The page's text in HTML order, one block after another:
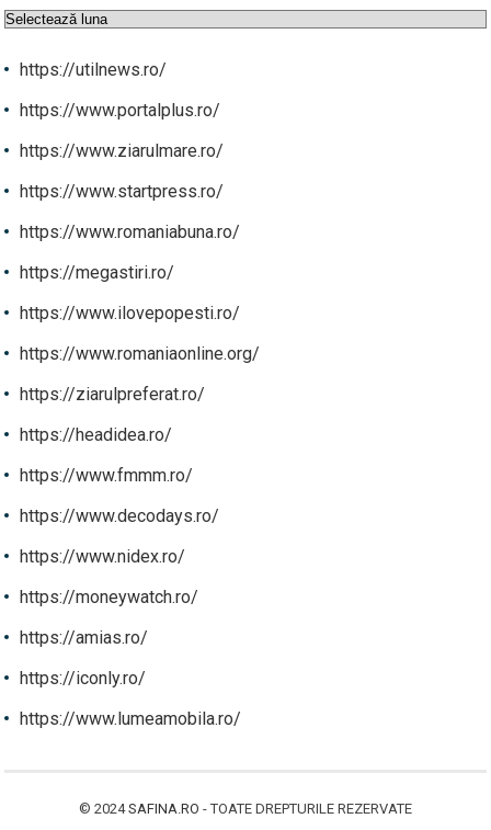
Arhive
https://utilnews.ro/
https://www.portalplus.ro/
https://www.ziarulmare.ro/
https://www.startpress.ro/
https://www.romaniabuna.ro/
https://megastiri.ro/
https://www.ilovepopesti.ro/
https://www.romaniaonline.org/
https://ziarulpreferat.ro/
https://headidea.ro/
https://www.fmmm.ro/
https://www.decodays.ro/
https://www.nidex.ro/
https://moneywatch.ro/
https://amias.ro/
https://iconly.ro/
https://www.lumeamobila.ro/
© 2024SAFINA.RO - TOATE DREPTURILE REZERVATE